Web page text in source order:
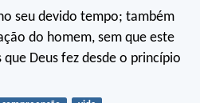
seu devido tempo; também
do homem, sem que este
Deus fez desde o princípio